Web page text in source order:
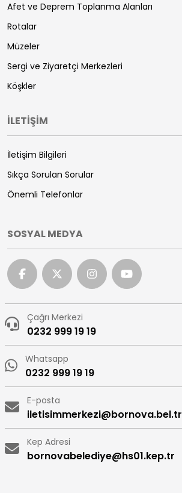
Afet ve Deprem Toplanma Alanları
Rotalar
Müzeler
Sergi ve Ziyaretçi Merkezleri
Köşkler
İLETİŞİM
İletişim Bilgileri
Sıkça Sorulan Sorular
Önemli Telefonlar
SOSYAL MEDYA
Çağrı Merkezi
0232 999 19 19
Whatsapp
0232 999 19 19
E-posta
iletisimmerkezi@bornova.bel.tr
Kep Adresi
bornovabelediye@hs01.kep.tr